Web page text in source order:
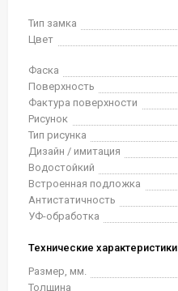
Тип замка
Цвет
Фаска
Поверхность
Фактура поверхности
Рисунок
Тип рисунка
Дизайн / имитация
Водостойкий
Встроенная подложка
Антистатичность
УФ-обработка
Технические характеристики
Размер, мм.
Толщина